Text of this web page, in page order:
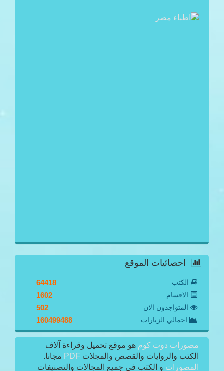
احصائيات الموقع
الكتب 64418
الاقسام 1602
المتواجدون الان 502
اجمالي الزيارات 160499488
مصورات دوت كوم هو موقع تحميل وقراءة آلاف
الكتب والروايات والقصص والمجلات PDF مجانا.
المصورات و الكتب فى جميع المجالات والتصنيفات